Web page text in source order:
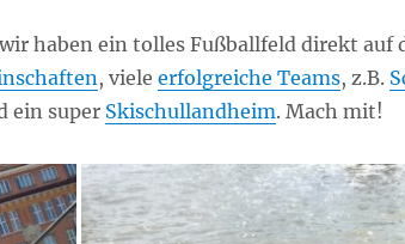
haben ein tolles Fußballfeld direkt auf
, viele erfolgreiche Teams, z.B.
ein super Skischullandheim. Mach mit!